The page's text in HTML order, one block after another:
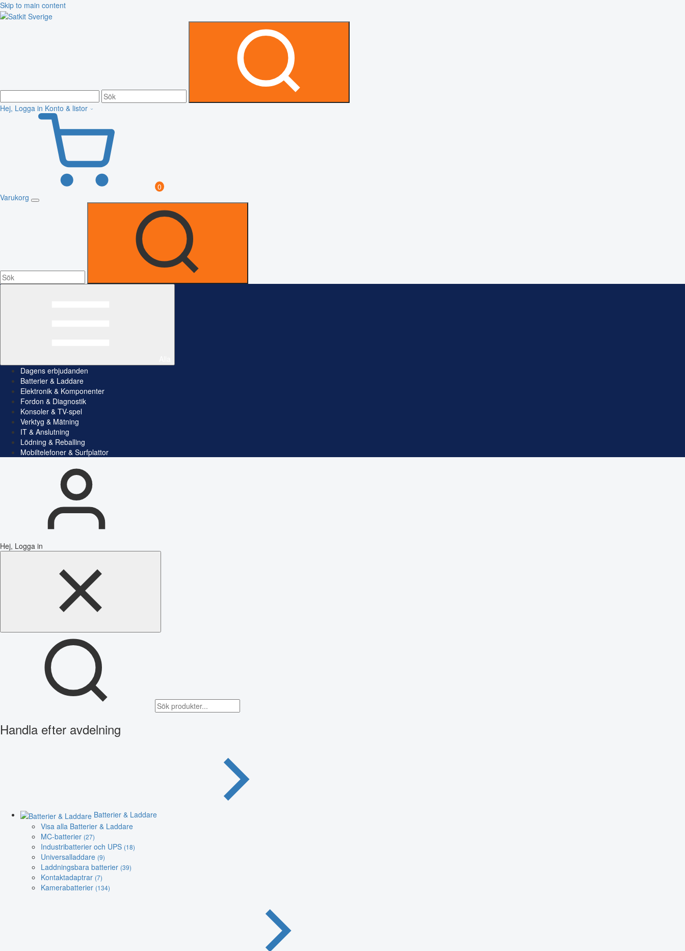
Skip to main content
Hej, Logga in Konto & listor
0
Varukorg
Dagens erbjudanden
Batterier & Laddare
Elektronik & Komponenter
Fordon & Diagnostik
Konsoler & TV-spel
Verktyg & Mätning
IT & Anslutning
Lödning & Reballing
Mobiltelefoner & Surfplattor
Hej, Logga in
Handla efter avdelning
Batterier & Laddare
Visa alla Batterier & Laddare
MC-batterier (27)
Industribatterier och UPS (18)
Universalladdare (9)
Laddningsbara batterier (39)
Kontaktadaptrar (7)
Kamerabatterier (134)